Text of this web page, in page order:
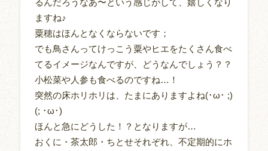
るんだろうなあ〜という感じがして、嬉しくなり
ますね♪
粟穂はほんとなくならないです；
でも鳥さんってけっこう粟やヒエをたくさん食べ
てるイメージなんですが、どうなんでしょう？？
小松菜や人参も食べるのですね…！
突然の床ホリホリは、たまにありますよね(･ω･ ;)
(; ･ω･)
ほんと急にどうした！？となりますが…
おくに・茶太郎・ちとせそれぞれ、不定期的にホ